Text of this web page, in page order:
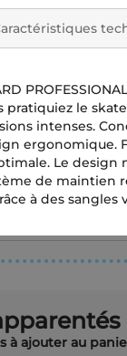
pratiquiez le
intenses.
ergonomique.
Le design
de maintien
à des
à ajouter au